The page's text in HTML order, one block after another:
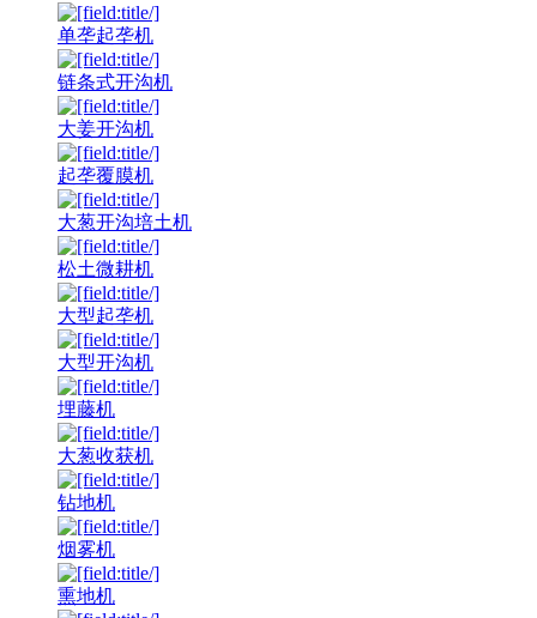
单垄起垄机
链条式开沟机
大姜开沟机
起垄覆膜机
大葱开沟培土机
松土微耕机
大型起垄机
大型开沟机
埋藤机
大葱收获机
钻地机
烟雾机
熏地机